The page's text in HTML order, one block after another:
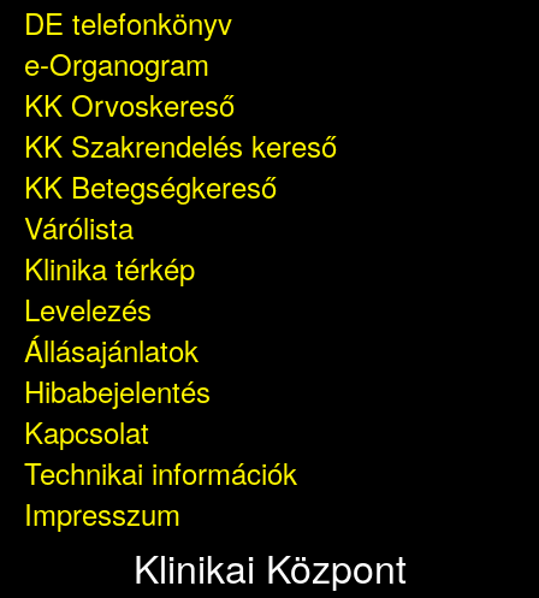
Klinikai Központ
DE telefonkönyv
e-Organogram
KK Orvoskereső
KK Szakrendelés kereső
KK Betegségkereső
Várólista
Klinika térkép
Levelezés
Állásajánlatok
Hibabejelentés
Kapcsolat
Technikai információk
Impresszum